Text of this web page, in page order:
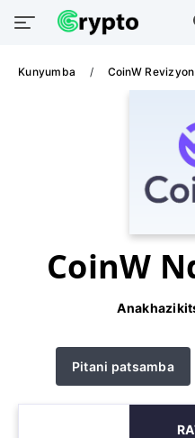
Kunyumba CoinW Revizyon
CoinW
Pitani patsamba